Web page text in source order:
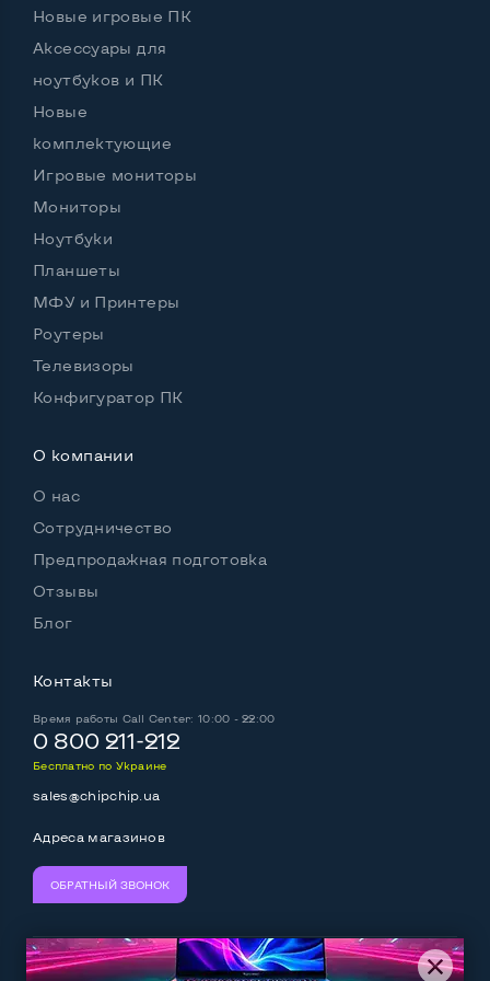
Разъем для карт SD/SDHC
Разъем для наушников 3.5 мм
Разъем для микрофона
Выход Gigabit Ethernet LAN
Выход USB 3_0
Выход Com PortНет
Беспроводные подключения:
Поддержка SIM
Возможности аккумулятора:
Работа от аккумулятора, Ч, мин
Батарея съемная
Питание через повербанк
ВебкамераДа
Новые игровые ПК
Аксессуары для
ноутбуков и ПК
Новые
комплектующие
Игровые мониторы
Мониторы
Ноутбуки
Планшеты
МФУ и Принтеры
Роутеры
Телевизоры
Конфигуратор ПК
О компании
О нас
Сотрудничество
Предпродажная подготовка
Отзывы
Блог
Контакты
Время работы Call Center: 10:00 - 22:00
0 800 211-212
Бесплатно по Украине
sales@chipchip.ua
Адреса магазинов
ОБРАТНЫЙ ЗВОНОК
Мы принимаем: Следите за нами: